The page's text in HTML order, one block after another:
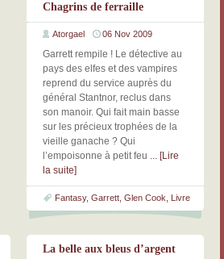
Chagrins de ferraille
Atorgael 06 Nov 2009
Garrett rempile ! Le détective au
pays des elfes et des vampires
reprend du service auprès du
général Stantnor, reclus dans
son manoir. Qui fait main basse
sur les précieux trophées de la
vieille ganache ? Qui
l’empoisonne à petit feu ... [Lire
la suite]
Fantasy, Garrett Glen Cook Livre
La belle aux bleus d’argent